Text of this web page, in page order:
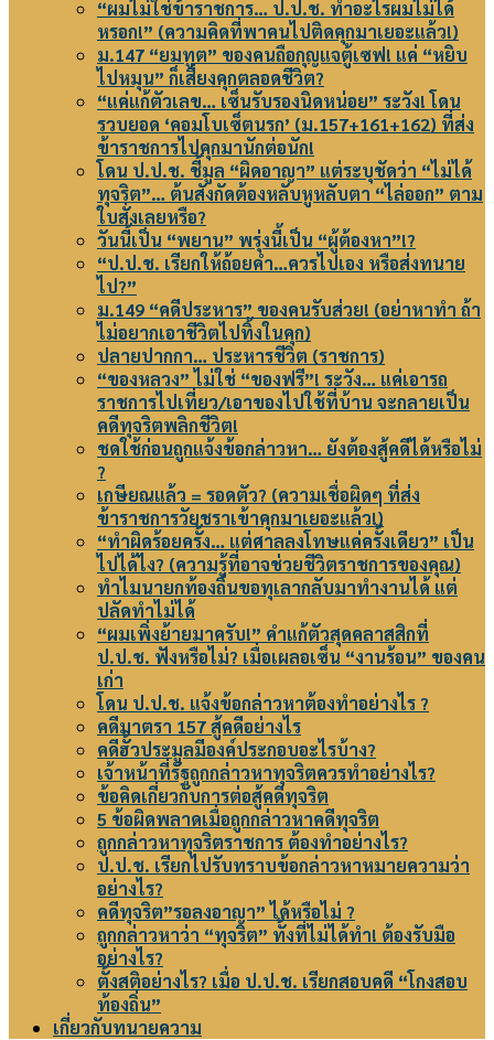
“ผมไม่ใช่ข้าราชการ… ป.ป.ช. ทำอะไรผมไม่ได้
หรอก!” (ความคิดที่พาคนไปติดคุกมาเยอะแล้ว!)
ม.147 “ยมทูต” ของคนถือกุญแจตู้เซฟ! แค่ “หยิบ
ไปหมุน” ก็เสี่ยงคุกตลอดชีวิต?
“แค่แก้ตัวเลข… เซ็นรับรองนิดหน่อย” ระวัง! โดน
รวบยอด ‘คอมโบเซ็ตนรก’ (ม.157+161+162) ที่ส่ง
ข้าราชการไปคุกมานักต่อนัก!
โดน ป.ป.ช. ชี้มูล “ผิดอาญา” แต่ระบุชัดว่า “ไม่ได้
ทุจริต”… ต้นสังกัดต้องหลับหูหลับตา “ไล่ออก” ตาม
ใบสั่งเลยหรือ?
วันนี้เป็น “พยาน” พรุ่งนี้เป็น “ผู้ต้องหา”!?
“ป.ป.ช. เรียกให้ถ้อยคำ…ควรไปเอง หรือส่งทนาย
ไป?”
ม.149 “คดีประหาร” ของคนรับส่วย! (อย่าหาทำ ถ้า
ไม่อยากเอาชีวิตไปทิ้งในคุก)
ปลายปากกา… ประหารชีวิต (ราชการ)
“ของหลวง” ไม่ใช่ “ของฟรี”! ระวัง… แค่เอารถ
ราชการไปเที่ยว/เอาของไปใช้ที่บ้าน จะกลายเป็น
คดีทุจริตพลิกชีวิต!
ชดใช้ก่อนถูกแจ้งข้อกล่าวหา… ยังต้องสู้คดีได้หรือไม่
?
เกษียณแล้ว = รอดตัว? (ความเชื่อผิดๆ ที่ส่ง
ข้าราชการวัยชราเข้าคุกมาเยอะแล้ว!)
“ทำผิดร้อยครั้ง… แต่ศาลลงโทษแค่ครั้งเดียว” เป็น
ไปได้ไง? (ความรู้ที่อาจช่วยชีวิตราชการของคุณ)
ทำไมนายกท้องถิ่นขอทุเลากลับมาทำงานได้ แต่
ปลัดทำไม่ได้
“ผมเพิ่งย้ายมาครับ!” คำแก้ตัวสุดคลาสสิกที่
ป.ป.ช. ฟังหรือไม่? เมื่อเผลอเซ็น “งานร้อน” ของคน
เก่า
โดน ป.ป.ช. แจ้งข้อกล่าวหาต้องทำอย่างไร ?
คดีมาตรา 157 สู้คดีอย่างไร
คดีฮั้วประมูลมีองค์ประกอบอะไรบ้าง?
เจ้าหน้าที่รัฐถูกกล่าวหาทุจริตควรทำอย่างไร?
ข้อคิดเกี่ยวกับการต่อสู้คดีทุจริต
5 ข้อผิดพลาดเมื่อถูกกล่าวหาคดีทุจริต
ถูกกล่าวหาทุจริตราชการ ต้องทำอย่างไร?
ป.ป.ช. เรียกไปรับทราบข้อกล่าวหาหมายความว่า
อย่างไร?
คดีทุจริต”รอลงอาญา” ได้หรือไม่ ?
ถูกกล่าวหาว่า “ทุจริต” ทั้งที่ไม่ได้ทำ! ต้องรับมือ
อย่างไร?
ตั้งสติอย่างไร? เมื่อ ป.ป.ช. เรียกสอบคดี “โกงสอบ
ท้องถิ่น”
เกี่ยวกับทนายความ